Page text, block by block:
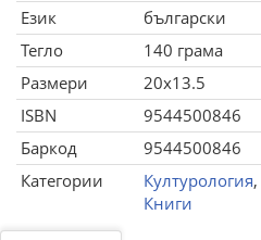
Език
български
Тегло
140 грама
Размери
20x13.5
ISBN
9544500846
Баркод
9544500846
Категории
Културология,
Книги